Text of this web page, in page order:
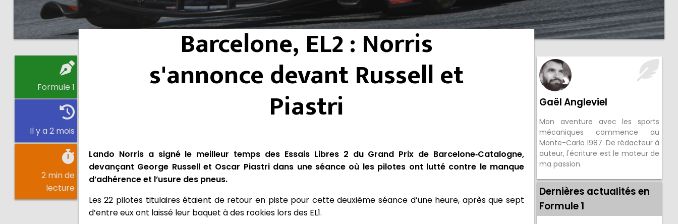
Formule 1
Il y a 2 mois
2 min de
lecture
Barcelone, EL2 : Norris
s'annonce devant Russell et
Piastri
Lando Norris a signé le meilleur temps des Essais Libres 2 du Grand Prix de Barcelone‑Catalogne,
devançant George Russell et Oscar Piastri dans une séance où les pilotes ont lutté contre le manque
d’adhérence et l’usure des pneus.
Les 22 pilotes titulaires étaient de retour en piste pour cette deuxième séance d’une heure, après que sept
d’entre eux ont laissé leur baquet à des rookies lors des EL1.
Gaël Angleviel
Mon aventure avec les sports
mécaniques commence au
Monte-Carlo 1987. De rédacteur à
auteur, l'écriture est le moteur de
ma passion.
Dernières actualités en
Formule 1